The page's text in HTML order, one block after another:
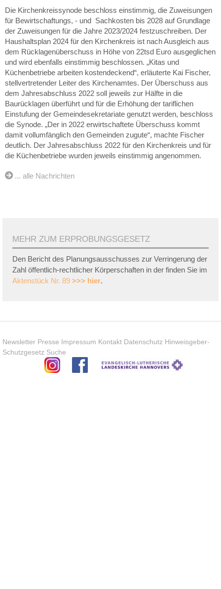
Die Kirchenkreissynode beschloss einstimmig, die Zuweisungen
für Bewirtschaftungs, - und Sachkosten bis 2028 auf Grundlage
der Zuweisungen für die Jahre 2023/2024 festzuschreiben. Der
Haushaltsplan 2024 für den Kirchenkreis ist nach Ausgleich aus
dem Rücklagenüberschuss in Höhe von 22tsd Euro ausgeglichen
und wird ebenfalls einstimmig beschlossen. „Kitas und
Küchenbetriebe arbeiten kostendeckend“, erläuterte Kai Fischer,
stellvertretender Leiter des Kirchenamtes. Der Überschuss aus
dem Jahresabschluss 2022 soll jeweils zur Hälfte in die
Baurücklagen überführt und für die Erhöhung der tariflichen
Einstufung der Gemeindesekretariate genutzt werden, beschloss
die Synode. „Der in 2022 erwirtschaftete Überschuss kommt
damit vollumfänglich den Gemeinden zugute“, machte Fischer
deutlich. Der Jahresabschluss 2022 für den Kirchenkreis und für
die Küchenbetriebe wurden jeweils einstimmig angenommen.
... alle Nachrichten
MEHR ZUM ERPROBUNGSGESETZ
Den Bericht des Planungsausschusses zur Verringerung der
Zahl öffentlich-rechtlicher Körperschaften in der finden Sie im
Aktenstück Nr. 89 >>> hier.
Newsletter Presse Impressum Kontakt Datenschutz Hinweisgeber-
Schutzgesetz Suche